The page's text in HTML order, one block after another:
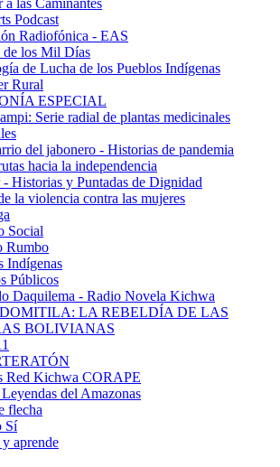
a las Caminantes
Podcast
Radiofónica - EAS
los Mil Días
de Lucha de los Pueblos Indígenas
Rural
ESPECIAL
Serie radial de plantas medicinales
del jabonero - Historias de pandemia
hacia la independencia
Historias y Puntadas de Dignidad
la violencia contra las mujeres
Social
Rumbo
Indígenas
Públicos
Daquilema - Radio Novela Kichwa
LA REBELDÍA DE LAS
BOLIVIANAS
Red Kichwa CORAPE
del Amazonas
flecha
Sí
aprende